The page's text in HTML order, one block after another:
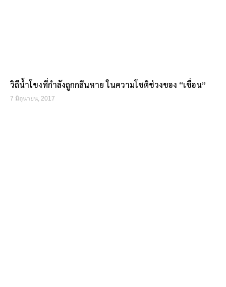
วิถีน้ำโขงที่กำลังถูกกลืนหาย ในความโชติช่วงของ “เขื่อน”
7 มิถุนายน, 2017